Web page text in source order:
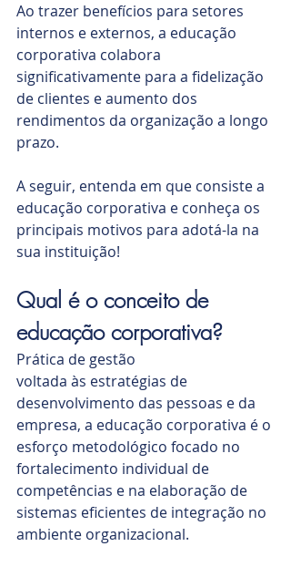
Ao trazer benefícios para setores
internos e externos, a educação
corporativa colabora
significativamente para a fidelização
de clientes e aumento dos
rendimentos da organização a longo
prazo.
A seguir, entenda em que consiste a
educação corporativa e conheça os
principais motivos para adotá-la na
sua instituição!
Qual é o conceito de
educação corporativa?
Prática de gestão
voltada às estratégias de
desenvolvimento das pessoas e da
empresa, a educação corporativa é o
esforço metodológico focado no
fortalecimento individual de
competências e na elaboração de
sistemas eficientes de integração no
ambiente organizacional.